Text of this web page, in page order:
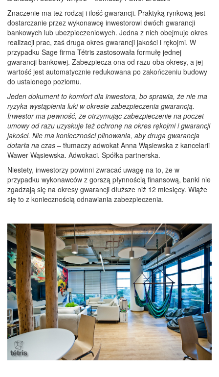
Znaczenie ma też rodzaj i ilość gwarancji. Praktyką rynkową jest
dostarczanie przez wykonawcę inwestorowi dwóch gwarancji
bankowych lub ubezpieczeniowych. Jedna z nich obejmuje okres
realizacji prac, zaś druga okres gwarancji jakości i rękojmi. W
przypadku Sage firma Tétris zastosowała formułę jednej
gwarancji bankowej. Zabezpiecza ona od razu oba okresy, a jej
wartość jest automatycznie redukowana po zakończeniu budowy
do ustalonego poziomu.
Jeden dokument to komfort dla inwestora, bo sprawia, że nie ma
ryzyka wystąpienia luki w okresie zabezpieczenia gwarancją.
Inwestor ma pewność, że otrzymując zabezpieczenie na poczet
umowy od razu uzyskuje też ochronę na okres rękojmi i gwarancji
jakości. Nie ma konieczności pilnowania, aby druga gwarancja
dotarła na czas – tłumaczy adwokat Anna Wąsiewska z kancelarii
Wawer Wąsiewska. Adwokaci. Spółka partnerska.
Niestety, inwestorzy powinni zwracać uwagę na to, że w
przypadku wykonawców z gorszą płynnością finansową, banki nie
zgadzają się na okresy gwarancji dłuższe niż 12 miesięcy. Wiąże
się to z koniecznością odnawiania zabezpieczenia.